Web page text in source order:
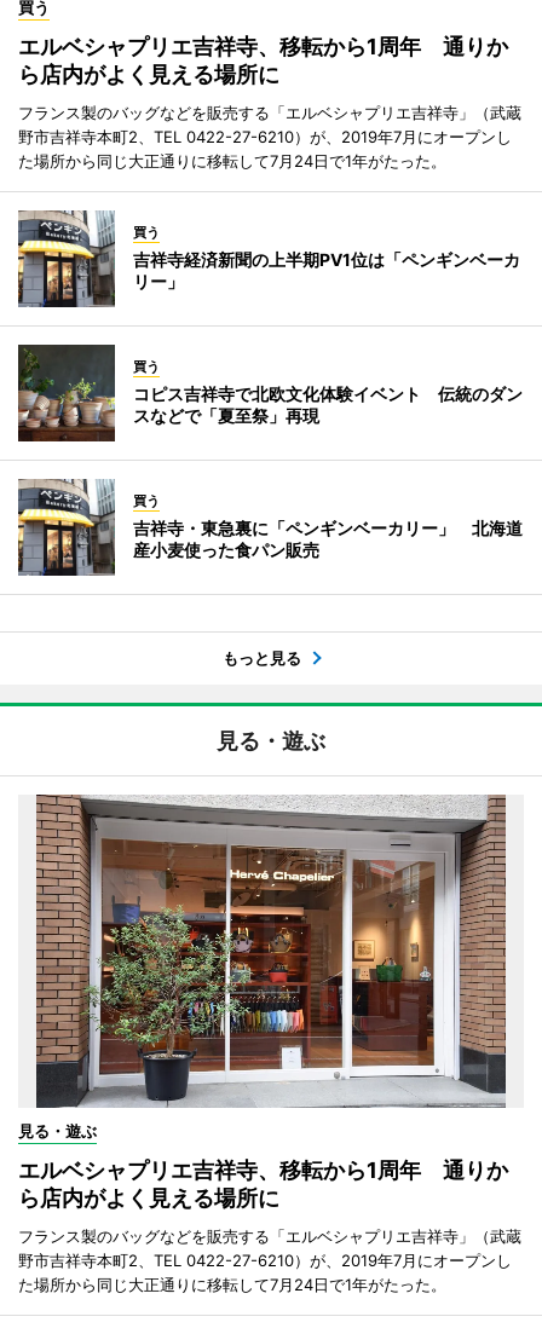
買う
エルベシャプリエ吉祥寺、移転から1周年 通りか
ら店内がよく見える場所に
フランス製のバッグなどを販売する「エルベシャプリエ吉祥寺」（武蔵
野市吉祥寺本町2、TEL 0422-27-6210）が、2019年7月にオープンし
た場所から同じ大正通りに移転して7月24日で1年がたった。
買う
吉祥寺経済新聞の上半期PV1位は「ペンギンベーカ
リー」
買う
コピス吉祥寺で北欧文化体験イベント 伝統のダン
スなどで「夏至祭」再現
買う
吉祥寺・東急裏に「ペンギンベーカリー」 北海道
産小麦使った食パン販売
もっと見る
見る・遊ぶ
見る・遊ぶ
エルベシャプリエ吉祥寺、移転から1周年 通りか
ら店内がよく見える場所に
フランス製のバッグなどを販売する「エルベシャプリエ吉祥寺」（武蔵
野市吉祥寺本町2、TEL 0422-27-6210）が、2019年7月にオープンし
た場所から同じ大正通りに移転して7月24日で1年がたった。